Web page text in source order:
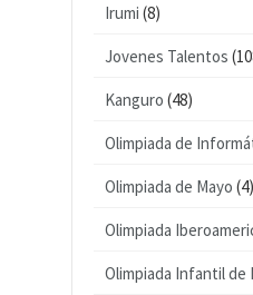
Irumi (8)
Jovenes Talentos
Kanguro (48)
Olimpiada de
Olimpiada de Mayo (4)
Olimpiada
Olimpiada Infantil de